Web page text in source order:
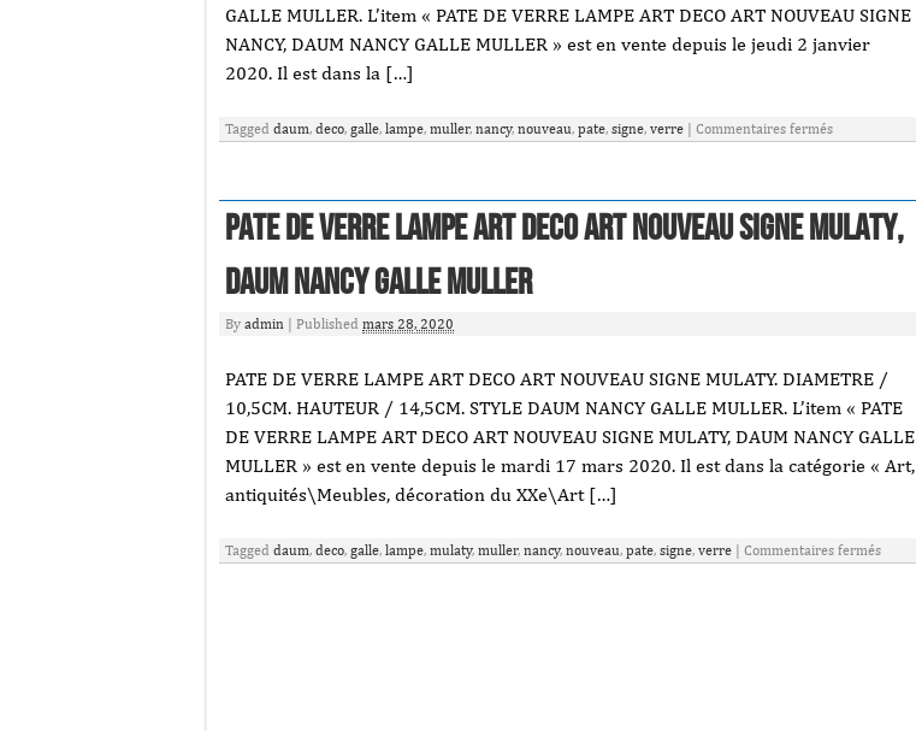
GALLE MULLER. L’item « PATE DE VERRE LAMPE ART DECO ART NOUVEAU SIGNE
NANCY, DAUM NANCY GALLE MULLER » est en vente depuis le jeudi 2 janvier
2020. Il est dans la […]
Tagged daum, deco, galle, lampe, muller, nancy, nouveau, pate, signe, verre Commentaires fermés
Pate De Verre Lampe Art Deco Art Nouveau Signe Mulaty,
Daum Nancy Galle Muller
By admin Published mars 28, 2020
PATE DE VERRE LAMPE ART DECO ART NOUVEAU SIGNE MULATY. DIAMETRE /
10,5CM. HAUTEUR / 14,5CM. STYLE DAUM NANCY GALLE MULLER. L’item « PATE
DE VERRE LAMPE ART DECO ART NOUVEAU SIGNE MULATY, DAUM NANCY GALLE
MULLER » est en vente depuis le mardi 17 mars 2020. Il est dans la catégorie « Art,
antiquités\Meubles, décoration du XXe\Art […]
Tagged daum, deco, galle, lampe, mulaty, muller, nancy, nouveau, pate, signe, verre Commentaires fermés